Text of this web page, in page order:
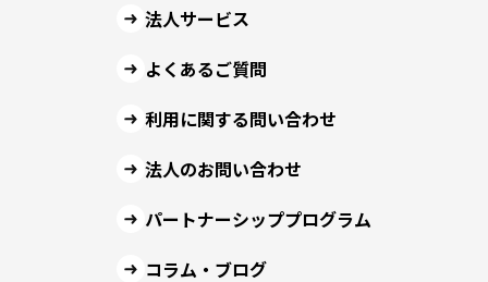
法人サービス
よくあるご質問
利用に関する問い合わせ
法人のお問い合わせ
パートナーシッププログラム
コラム・ブログ